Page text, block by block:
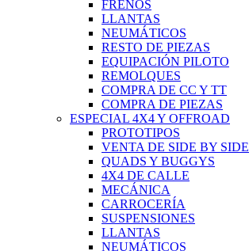
FRENOS
LLANTAS
NEUMÁTICOS
RESTO DE PIEZAS
EQUIPACIÓN PILOTO
REMOLQUES
COMPRA DE CC Y TT
COMPRA DE PIEZAS
ESPECIAL 4X4 Y OFFROAD
PROTOTIPOS
VENTA DE SIDE BY SIDE
QUADS Y BUGGYS
4X4 DE CALLE
MECÁNICA
CARROCERÍA
SUSPENSIONES
LLANTAS
NEUMÁTICOS